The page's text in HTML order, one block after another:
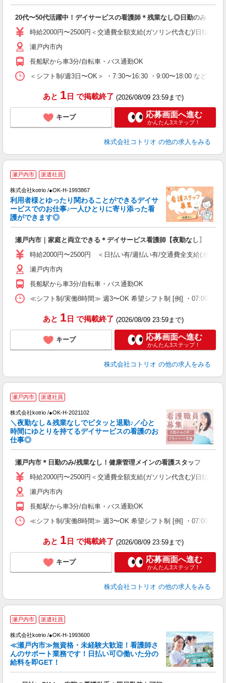
20代〜50代活躍中！デイサービスの看護師＊残業なし◎日勤のみ
時給2000円〜2500円＜交通費全額支給(ガソリン代含む)/日払い可/
瀬戸内市内
長船駅から車3分/自転車・バス通勤OK
＜シフト制/週3日〜OK＞ ・7:30〜16:30 ・9:00〜18:00 など ※休
あと 1日 で掲載終了 (2026/08/09 23:59まで)
キープ 応募画面へ進む
かんたん3ステップ！
株式会社コトリオ の他の求人をみる
瀬戸内市 派遣社員
株式会社kotrio /●OK-H-1993867
利用者様とゆったり関わることができるデイサ
ービスでのお仕事♪一人ひとりに寄り添った看
護ができます◎
瀬戸内市｜家庭と両立できる＊デイサービス看護師【夜勤なし】
時給2000円〜2500円 ＜日払い有/週払い有/交通費全支給(ガソリ
瀬戸内市内
長船駅から車3分/自転車・バス通勤OK
≪シフト制/実働8時間≫ 週3〜OK 希望シフト制 [例] ・07:00 〜
あと 1日 で掲載終了 (2026/08/09 23:59まで)
キープ 応募画面へ進む
かんたん3ステップ！
株式会社コトリオ の他の求人をみる
瀬戸内市 派遣社員
株式会社kotrio /●OK-H-2021102
＼夜勤なし＆残業なしでピタッと退勤♪／心と
時間にゆとりを持てるデイサービスの看護のお
仕事◎
瀬戸内市＊日勤のみ/残業なし！健康管理メインの看護スタッフ
時給2000円〜2500円＜交通費全額支給(ガソリン代含む)/日払い可/
瀬戸内市内
長船駅から車3分/自転車・バス通勤OK
≪シフト制/実働8時間≫ 週3〜OK 希望シフト制 [例] ・07:00 〜
あと 1日 で掲載終了 (2026/08/09 23:59まで)
キープ 応募画面へ進む
かんたん3ステップ！
株式会社コトリオ の他の求人をみる
瀬戸内市 派遣社員
株式会社kotrio /●OK-H-1993600
≪瀬戸内市≫無資格・未経験大歓迎！看護師さ
んのサポート業務です！日払い可◎働いた分の
給料を即GET！